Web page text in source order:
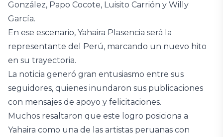
González, Papo Cocote, Luisito Carrión y Willy
García.
En ese escenario, Yahaira Plasencia será la
representante del Perú, marcando un nuevo hito
en su trayectoria.
La noticia generó gran entusiasmo entre sus
seguidores, quienes inundaron sus publicaciones
con mensajes de apoyo y felicitaciones.
Muchos resaltaron que este logro posiciona a
Yahaira como una de las artistas peruanas con